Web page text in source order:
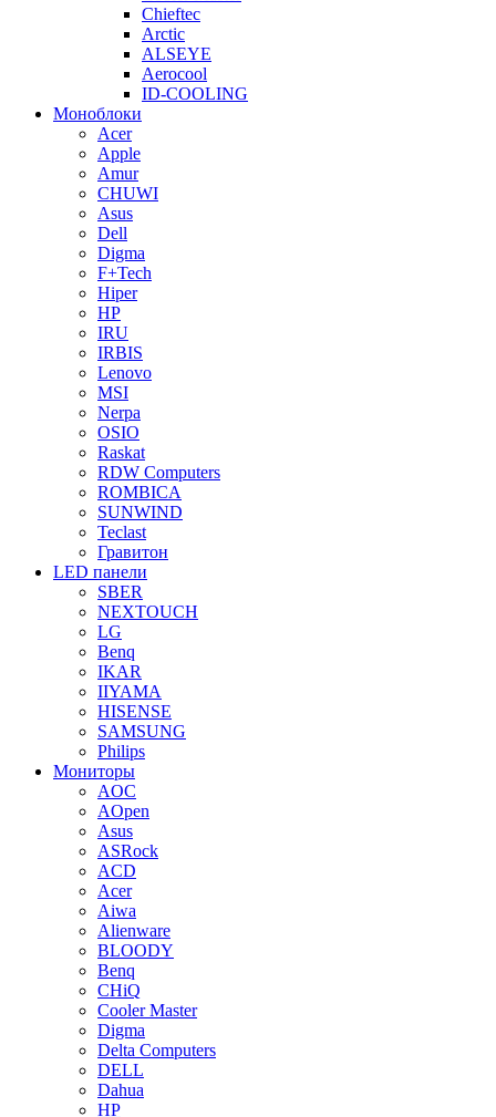
Chieftec
Arctic
ALSEYE
Aerocool
ID-COOLING
Моноблоки
Acer
Apple
Amur
CHUWI
Asus
Dell
Digma
F+Tech
Hiper
HP
IRU
IRBIS
Lenovo
MSI
Nerpa
OSIO
Raskat
RDW Computers
ROMBICA
SUNWIND
Teclast
Гравитон
LED панели
SBER
NEXTOUCH
LG
Benq
IKAR
IIYAMA
HISENSE
SAMSUNG
Philips
Мониторы
AOC
AOpen
Asus
ASRock
ACD
Acer
Aiwa
Alienware
BLOODY
Benq
CHiQ
Cooler Master
Digma
Delta Computers
DELL
Dahua
HP